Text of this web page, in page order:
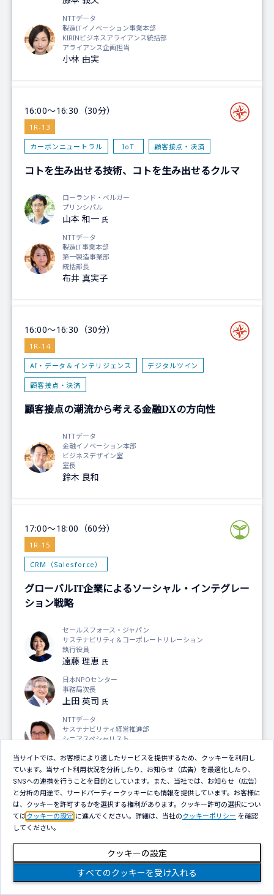
NTTデータ
製造ITイノベーション事業本部
KIRINビジネスアライアンス統括部
アライアンス企画担当
小林 由実
16:00～16:30（30分）
1R-13
カーボンニュートラル IoT 顧客接点・決済
コトを生み出せる技術、コトを生み出せるクルマ
ローランド・ベルガー
プリンシパル
山本 和一 氏
NTTデータ
製造IT事業本部
第一製造事業部
統括部長
布井 真実子
16:00～16:30（30分）
1R-14
AI・データ＆インテリジェンス デジタルツイン
顧客接点・決済
顧客接点の潮流から考える金融DXの方向性
NTTデータ
金融イノベーション本部
ビジネスデザイン室
室長
鈴木 良和
17:00～18:00（60分）
1R-15
CRM（Salesforce）
グローバルIT企業によるソーシャル・インテグレー
ション戦略
セールスフォース・ジャパン
サステナビリティ＆コーポレートリレーション
執行役員
遠藤 理恵 氏
日本NPOセンター
事務局次長
上田 英司 氏
NTTデータ
サステナビリティ経営推進部
シニアスペシャリスト
17:00～17:30（30分）
1R-16
Quantum Computing at the NTT DATA EMEAL
Innovation Center
～欧州における量子コンピューティングによる事業
当サイトでは、お客様により適したサービスを提供するため、クッキーを利用し
ています。当サイト利用状況を分析したり、お知らせ（広告）を最適化したり、
SNSへの連携を行うことを目的としています。また、当社では、お知らせ（広告）
と分析の用途で、サードパーティークッキーにも情報を提供しています。お客様に
は、クッキーを許可するかを選択する権利があります。クッキー許可の選択につい
ては クッキーの設定 に進んでください。詳細は、当社のクッキーポリシー を確認
してください。
すべてのクッキーを受け入れる
クッキーの設定